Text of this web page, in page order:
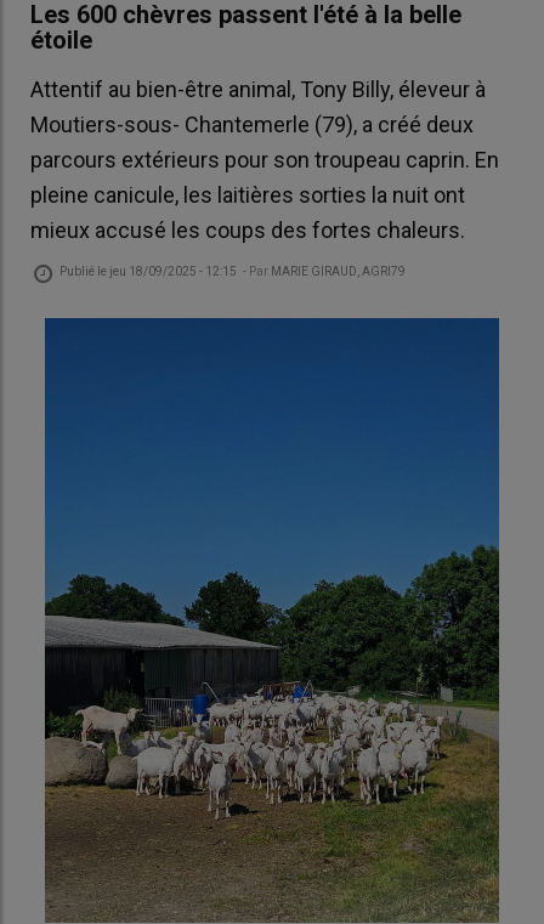
Les 600 chèvres passent l'été à la belle
étoile
Attentif au bien-être animal, Tony Billy, éleveur à
Moutiers-sous- Chantemerle (79), a créé deux
parcours extérieurs pour son troupeau caprin. En
pleine canicule, les laitières sorties la nuit ont
mieux accusé les coups des fortes chaleurs.
Publié le jeu 18/09/2025 - 12:15 - Par MARIE GIRAUD, AGRI79